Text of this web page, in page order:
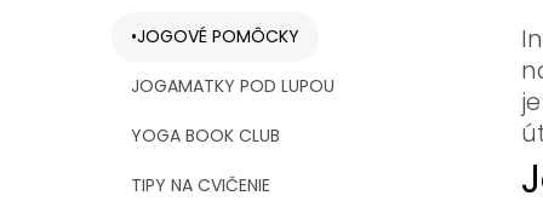
JOGOVÉ POMÔCKY
JOGAMATKY POD LUPOU
YOGA BOOK CLUB
TIPY NA CVIČENIE